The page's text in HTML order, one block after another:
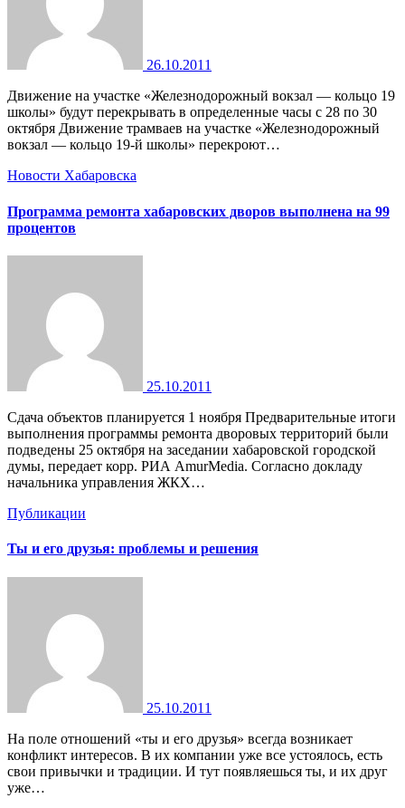
26.10.2011
Движение на участке «Железнодорожный вокзал — кольцо 19
школы» будут перекрывать в определенные часы с 28 по 30
октября Движение трамваев на участке «Железнодорожный
вокзал — кольцо 19-й школы» перекроют…
Новости Хабаровска
Программа ремонта хабаровских дворов выполнена на 99
процентов
25.10.2011
Сдача объектов планируется 1 ноября Предварительные итоги
выполнения программы ремонта дворовых территорий были
подведены 25 октября на заседании хабаровской городской
думы, передает корр. РИА AmurMedia. Согласно докладу
начальника управления ЖКХ…
Публикации
Ты и его друзья: проблемы и решения
25.10.2011
На поле отношений «ты и его друзья» всегда возникает
конфликт интересов. В их компании уже все устоялось, есть
свои привычки и традиции. И тут появляешься ты, и их друг
уже…